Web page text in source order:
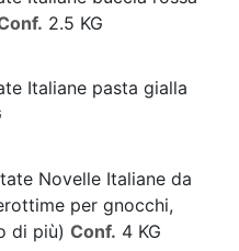
2.5 KG
Italiane pasta gialla
Novelle Italiane da
per gnocchi,
di più) Conf. 4 KG